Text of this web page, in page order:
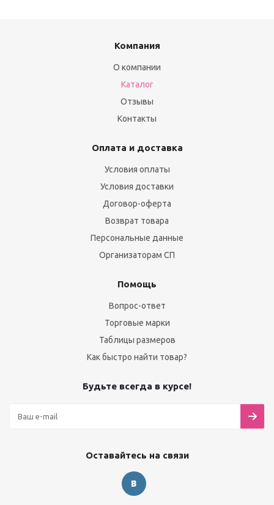
Компания
О компании
Каталог
Отзывы
Контакты
Оплата и доставка
Условия оплаты
Условия доставки
Договор-оферта
Возврат товара
Персональные данные
Организаторам СП
Помощь
Вопрос-ответ
Торговые марки
Таблицы размеров
Как быстро найти товар?
Будьте всегда в курсе!
Оставайтесь на связи